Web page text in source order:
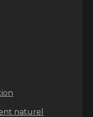
naturel